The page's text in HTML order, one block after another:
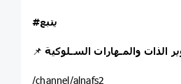
#يتبع
📌
/channel/alnafs2